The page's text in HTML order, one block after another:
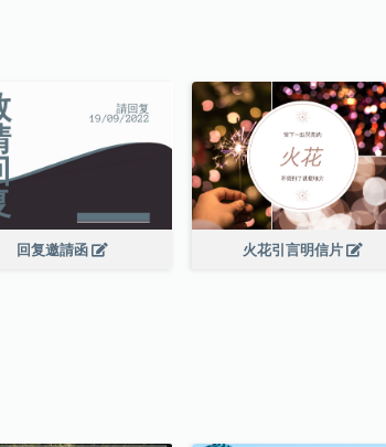
回复邀請函 火花引言明信片